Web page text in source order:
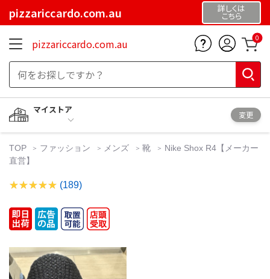
pizzariccardo.com.au 詳しくは
こちら
pizzariccardo.com.au 0
マイストア
変更
TOP ファッション メンズ 靴
Nike Shox R4【メーカー
直営】
(189)